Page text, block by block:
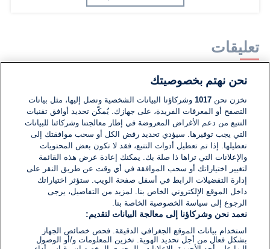
تعليقات
لا توجد تعليقات مكتوبة حتى الآن. كن الأول!
اكتب تعليقًا جديدًا ...
نحن نهتم بخصوصيتك
نخزن نحن1017 وشركاؤنا البيانات الشخصية ونصل إليها، مثل بيانات
التصفح أو المعرفات الفريدة، على جهازك. يُمكّن تحديد أوافق تقنيات
التتبع من دعم الأغراض المعروضة في إطار معالجتنا وشركائنا للبيانات
التي يجب توفيرها. سيؤدي تحديد رفض الكل أو سحب موافقتك إلى
تعطيلها. إذا تم تعطيل أدوات التتبع، فقد لا تكون بعض المحتويات
والإعلانات التي تراها ذا صلة بك. يمكنك إعادة عرض هذه القائمة
لتغيير اختياراتك أو سحب الموافقة في أي وقت عن طريق النقر على
إدارة التفضيلات الرابط في أسفل صفحة الويب. ستؤثر اختياراتك
داخل الموقع الإلكتروني الخاص بنا. لمزيد من التفاصيل، يرجى
الرجوع إلى سياسة الخصوصية الخاصة بنا.
نعمد نحن وشركاؤنا إلى معالجة البيانات لتقديم:
استخدام بيانات الموقع الجغرافي الدقيقة. فحص خصائص الجهاز
بشكل فعال من أجل تحديد الهوية. تخزين المعلومات و/أو الوصول